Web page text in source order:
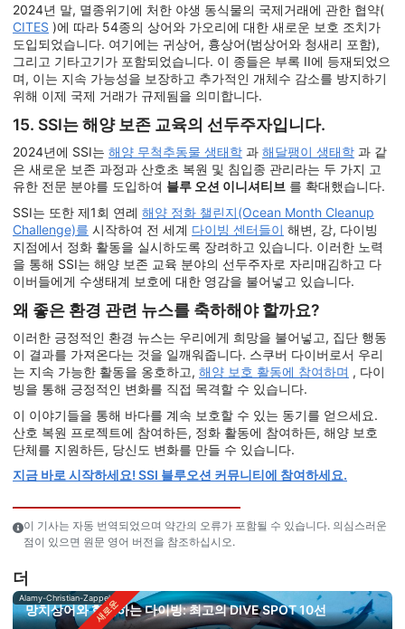
2024년 말, 멸종위기에 처한 야생 동식물의 국제거래에 관한 협약(
CITES )에 따라 54종의 상어와 가오리에 대한 새로운 보호 조치가
도입되었습니다. 여기에는 귀상어, 흉상어(범상어와 청새리 포함),
그리고 기타고기가 포함되었습니다. 이 종들은 부록 II에 등재되었으
며, 이는 지속 가능성을 보장하고 추가적인 개체수 감소를 방지하기
위해 이제 국제 거래가 규제됨을 의미합니다.
15. SSI는 해양 보존 교육의 선두주자입니다.
2024년에 SSI는 해양 무척추동물 생태학 과 해달팽이 생태학 과 같
은 새로운 보존 과정과 산호초 복원 및 침입종 관리라는 두 가지 고
유한 전문 분야를 도입하여 블루 오션 이니셔티브 를 확대했습니다.
SSI는 또한 제1회 연례 해양 정화 챌린지(Ocean Month Cleanup
Challenge)를 시작하여 전 세계 다이빙 센터들이 해변, 강, 다이빙
지점에서 정화 활동을 실시하도록 장려하고 있습니다. 이러한 노력
을 통해 SSI는 해양 보존 교육 분야의 선두주자로 자리매김하고 다
이버들에게 수생태계 보호에 대한 영감을 불어넣고 있습니다.
왜 좋은 환경 관련 뉴스를 축하해야 할까요?
이러한 긍정적인 환경 뉴스는 우리에게 희망을 불어넣고, 집단 행동
이 결과를 가져온다는 것을 일깨워줍니다. 스쿠버 다이버로서 우리
는 지속 가능한 활동을 옹호하고, 해양 보호 활동에 참여하며 , 다이
빙을 통해 긍정적인 변화를 직접 목격할 수 있습니다.
이 이야기들을 통해 바다를 계속 보호할 수 있는 동기를 얻으세요.
산호 복원 프로젝트에 참여하든, 정화 활동에 참여하든, 해양 보호
단체를 지원하든, 당신도 변화를 만들 수 있습니다.
지금 바로 시작하세요! SSI 블루오션 커뮤니티에 참여하세요.
이 기사는 자동 번역되었으며 약간의 오류가 포함될 수 있습니다. 의심스러운
점이 있으면 원문 영어 버전을 참조하십시오.
더
Alamy-Christian-Zappel
망치상어와 함께하는 다이빙: 최고의 DIVE SPOT 10선